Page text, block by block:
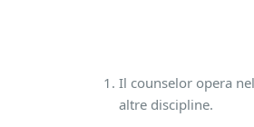
Il counselor opera
altre discipline.